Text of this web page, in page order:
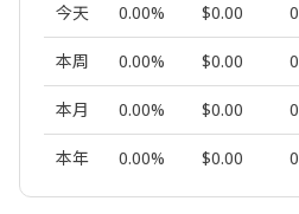
今天 0.00% $0.00 0
本周 0.00% $0.00 0
本月 0.00% $0.00 0
本年 0.00% $0.00 0